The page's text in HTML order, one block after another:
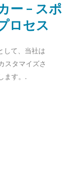
ー – スポ
ロセス
して、当社は
スタマイズさ
ます。.